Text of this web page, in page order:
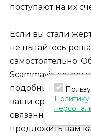
поступают на их
Если вы стали
не пытайтесь
самостоятельно.
Scammavis,
подобными
ваши средства.
связанные с
предложить вам